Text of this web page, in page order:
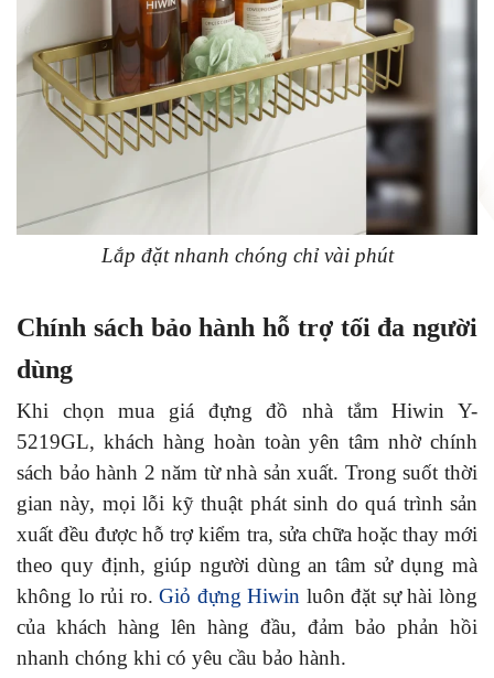
Lắp đặt nhanh chóng chỉ vài phút
Chính sách bảo hành hỗ trợ tối đa người
dùng
Khi chọn mua giá đựng đồ nhà tắm Hiwin Y-
5219GL, khách hàng hoàn toàn yên tâm nhờ chính
sách bảo hành 2 năm từ nhà sản xuất. Trong suốt thời
gian này, mọi lỗi kỹ thuật phát sinh do quá trình sản
xuất đều được hỗ trợ kiểm tra, sửa chữa hoặc thay mới
theo quy định, giúp người dùng an tâm sử dụng mà
không lo rủi ro.Giỏ đựng Hiwin luôn đặt sự hài lòng
của khách hàng lên hàng đầu, đảm bảo phản hồi
nhanh chóng khi có yêu cầu bảo hành.